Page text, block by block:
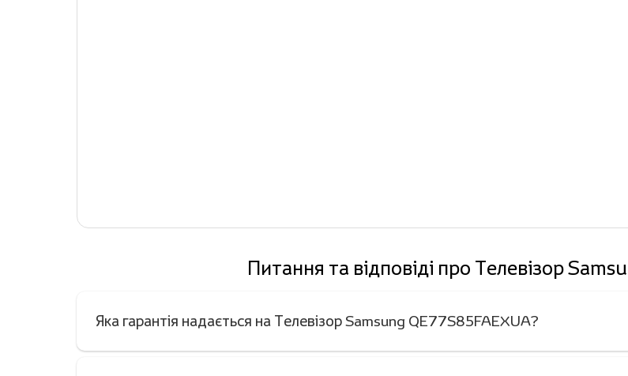
Питання та відповіді про Телевізор
Яка гарантія надається на Телевізор Samsung QE77S85FAEXUA?